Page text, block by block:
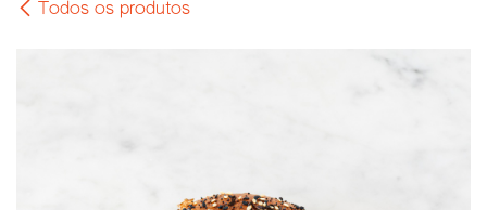
Todos os produtos